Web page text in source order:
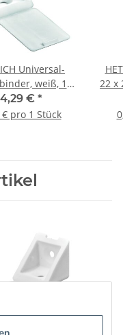
Universal-
weiß, 10
Stück
4,29 € *
€ pro 1 Stück
22 x